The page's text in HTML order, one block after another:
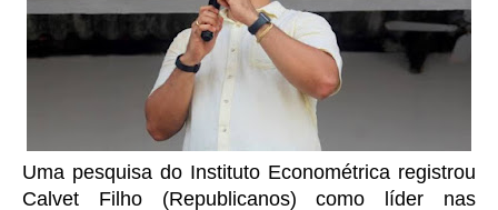
Uma pesquisa do Instituto Econométrica registrou
Calvet Filho (Republicanos) como líder nas